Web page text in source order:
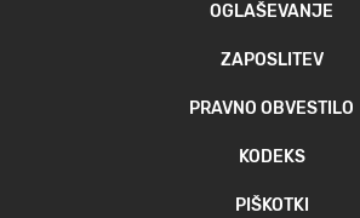
OGLAŠEVANJE
ZAPOSLITEV
PRAVNO OBVESTILO
KODEKS
PIŠKOTKI